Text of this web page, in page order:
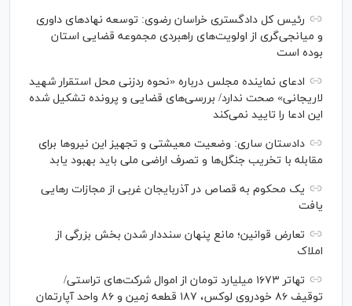
رئیس کل دادگستری خراسان رضوی: توسعه نهاد‌های داوری
و میانجی‌گری از اولویت‌های راهبردی مجموعه قضایی استان
بوده است
ادعای نماینده مجلس درباره «نحوه ردزنی محل استقرار شهید
لاریجانی» صحت ندارد/ بررسی‌های قضایی و پرونده تشکیل شده
این ادعا را تایید نمی‌کند
دادستان ساری: وضعیت معیشتی و تجهیز این نیرو‌ها برای
مقابله با تخریب جنگل‌ها و تصرف اراضی ملی باید بهبود یابد
یک محکوم به قصاص در آذربایجان‌ غربی از مجازات رهایی
یافت
تعارض قوانین؛ مانع پنهان سنددار شدن بخش بزرگی از
املاک
تهاتر ۱۶۷۳ میلیارد تومان از اموال شرکت‌های تراستی/
توقیف ۸۶ خودروی لوکس، ۱۸۷ قطعه زمین و ۸۶ واحد آپارتمان